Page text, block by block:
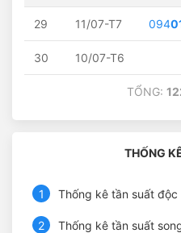
29 11/07-T7 094
30 10/07-T6
TỔNG:
THỐNG
1 Thống kê tần suất độc
2 Thống kê tần suất